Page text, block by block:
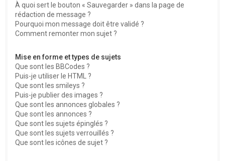
À quoi sert le bouton « Sauvegarder » dans la page de
rédaction de message ?
Pourquoi mon message doit être validé ?
Comment remonter mon sujet ?
Mise en forme et types de sujets
Que sont les BBCodes ?
Puis-je utiliser le HTML ?
Que sont les smileys ?
Puis-je publier des images ?
Que sont les annonces globales ?
Que sont les annonces ?
Que sont les sujets épinglés ?
Que sont les sujets verrouillés ?
Que sont les icônes de sujet ?